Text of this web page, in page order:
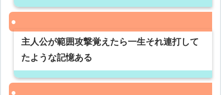
主人公が範囲攻撃覚えたら一生それ連打して
たような記憶ある